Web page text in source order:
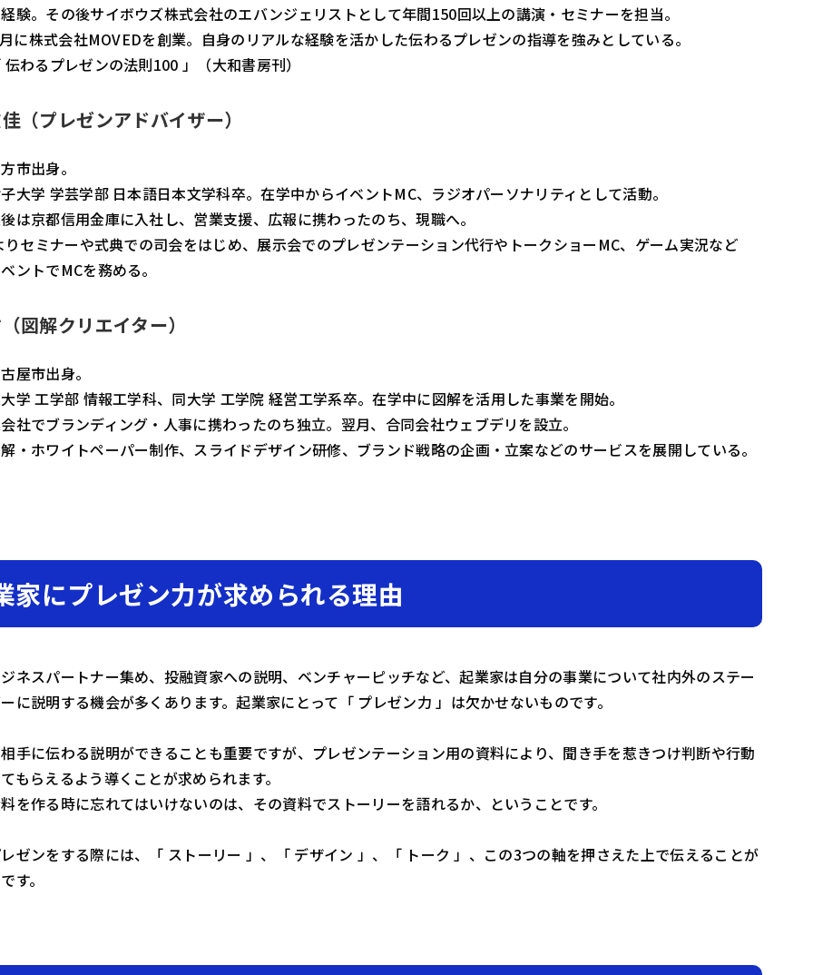
験。その後サイボウズ株式会社のエバンジェリストとして年間150回以上の講演・セミナーを担当。
に株式会社MOVEDを創業。自身のリアルな経験を活かした伝わるプレゼンの指導を強みとしている。
わるプレゼンの法則100 」（大和書房刊）
（プレゼンアドバイザー）
市出身。
大学 学芸学部 日本語日本文学科卒。在学中からイベントMC、ラジオパーソナリティとして活動。
は京都信用金庫に入社し、営業支援、広報に携わったのち、現職へ。
セミナーや式典での司会をはじめ、展示会でのプレゼンテーション代行やトークショーMC、ゲーム実況など
ントでMCを務める。
図解クリエイター）
屋市出身。
学 工学部 情報工学科、同大学 工学院 経営工学系卒。在学中に図解を活用した事業を開始。
社でブランディング・人事に携わったのち独立。翌月、合同会社ウェブデリを設立。
・ホワイトペーパー制作、スライドデザイン研修、ブランド戦略の企画・立案などのサービスを展開している。
家にプレゼン力が求められる理由
ネスパートナー集め、投融資家への説明、ベンチャーピッチなど、起業家は自分の事業について社内外のステー
に説明する機会が多くあります。起業家にとって「 プレゼン力 」は欠かせないものです。
手に伝わる説明ができることも重要ですが、プレゼンテーション用の資料により、聞き手を惹きつけ判断や行動
もらえるよう導くことが求められます。
を作る時に忘れてはいけないのは、その資料でストーリーを語れるか、ということです。
ゼンをする際には、「 ストーリー 」、「 デザイン 」、「 トーク 」、この3つの軸を押さえた上で伝えることが
す。